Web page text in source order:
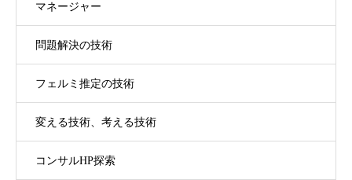
マネージャー
問題解決の技術
フェルミ推定の技術
変える技術、考える技術
コンサルHP探索